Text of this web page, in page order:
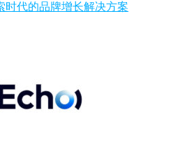
时代的品牌增长解决方案